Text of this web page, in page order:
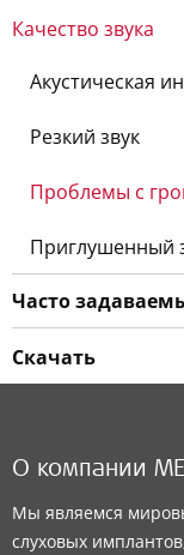
Качество звука
Акустическая
Резкий звук
Проблемы с
Приглушенный
Часто
Скачать
О компании
Мы являемся
слуховых